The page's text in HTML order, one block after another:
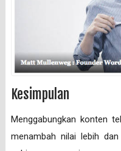
Kesimpulan
Menggabungkan konten
menambah nilai lebih